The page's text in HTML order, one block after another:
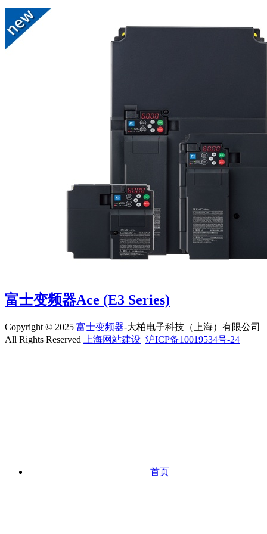
富士变频器Ace (E3 Series)
Copyright © 2025 富士变频器-大柏电子科技（上海）有限公司
All Rights Reserved
上海网站建设 沪ICP备10019534号-24
首页